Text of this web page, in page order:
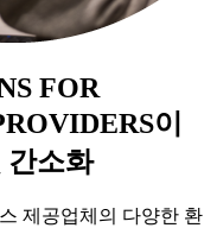
FOR
이
간소화
제공업체의 다양한 환